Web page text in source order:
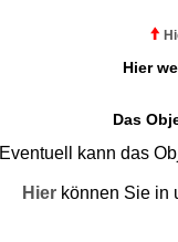
Hier
Das
Eventuell kann das
Hier können Sie in